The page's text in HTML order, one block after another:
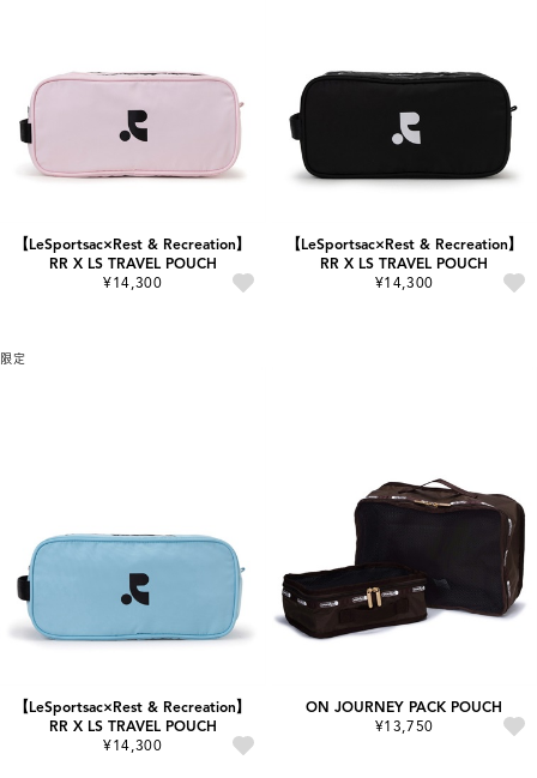
【LeSportsac×Rest & Recreation】
RR X LS TRAVEL POUCH
¥14,300
【LeSportsac×Rest & Recreation】
RR X LS TRAVEL POUCH
¥14,300
限定
【LeSportsac×Rest & Recreation】
RR X LS TRAVEL POUCH
¥14,300
ON JOURNEY PACK POUCH
¥13,750